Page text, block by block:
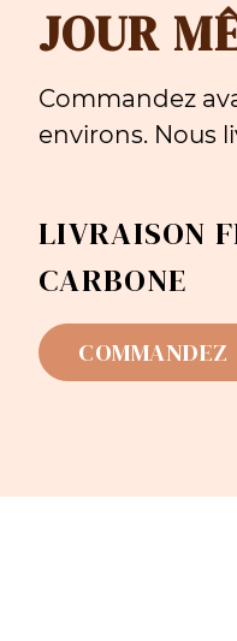
JOUR
Commandez
environs. Nous
LIVRAISON
CARBONE
COMMANDEZ